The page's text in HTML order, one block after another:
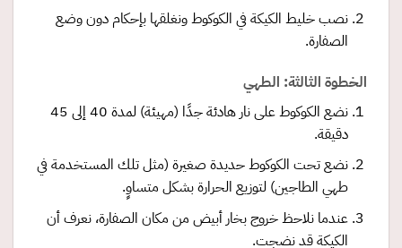
نصب خليط الكيكة في الكوكوط ونغلقها بإحكام دون وضع
الصفارة.
الخطوة الثالثة: الطهي
نضع الكوكوط على نار هادئة جدًا (مهيئة) لمدة 40 إلى 45
دقيقة.
نضع تحت الكوكوط حديدة صغيرة (مثل تلك المستخدمة في
طهي الطاجين) لتوزيع الحرارة بشكل متساوٍ.
عندما نلاحظ خروج بخار أبيض من مكان الصفارة، نعرف أن
الكيكة قد نضجت.